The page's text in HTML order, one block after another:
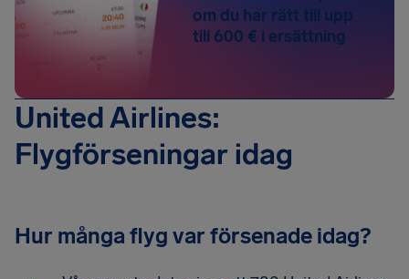
om du har rätt till upp
till 600 € i ersättning
United Airlines:
Flygförseningar idag
Hur många flyg var försenade idag?